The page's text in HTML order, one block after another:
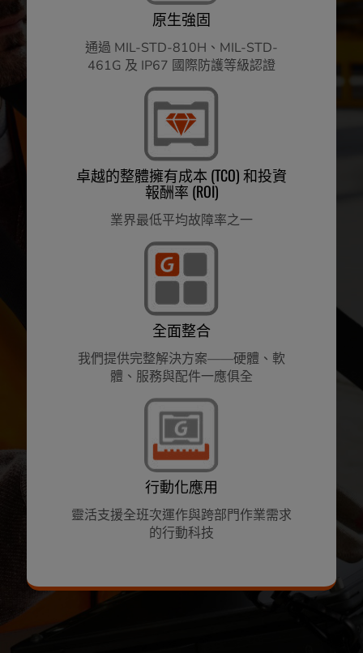
原生強固
通過 MIL-STD-810H、MIL-STD-
461G 及 IP67 國際防護等級認證
卓越的整體擁有成本 (TCO) 和投資
報酬率 (ROI)
業界最低平均故障率之一
全面整合
我們提供完整解決方案——硬體、軟
體、服務與配件一應俱全
行動化應用
靈活支援全班次運作與跨部門作業需求
的行動科技